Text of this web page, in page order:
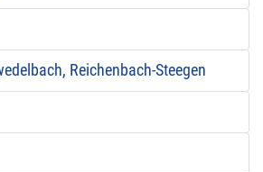
Reichenbach-Steegen